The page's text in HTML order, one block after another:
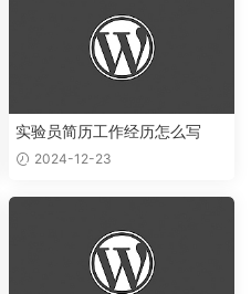
实验员简历工作经历怎么写
2024-12-23